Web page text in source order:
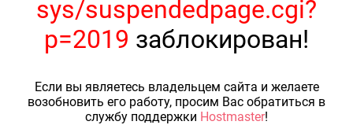
sys/suspendedpage.cgi?
p=2019 заблокирован!
Если вы являетесь владельцем сайта и желаете
возобновить его работу, просим Вас обратиться в
службу поддержки Hostmaster!